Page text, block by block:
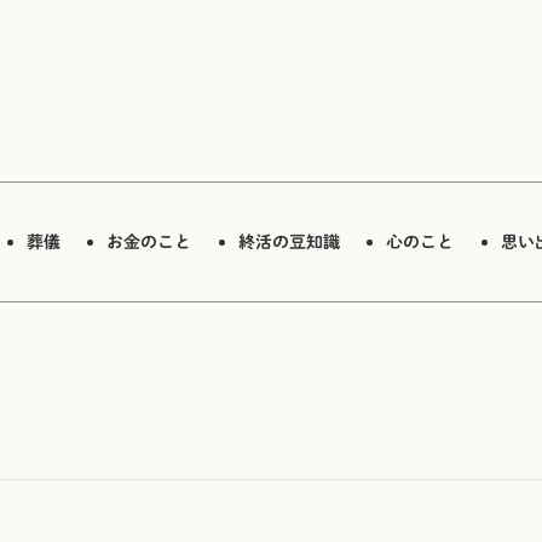
葬儀 お金のこと 終活の豆知識 心のこと 思い